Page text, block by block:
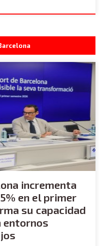
incrementa
en el primer
su capacidad
entornos